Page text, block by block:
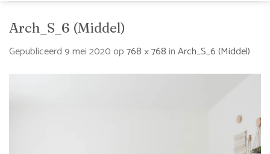
Arch_S_6 (Middel)
Gepubliceerd9 mei 2020op768 × 768inArch_S_6 (Middel)